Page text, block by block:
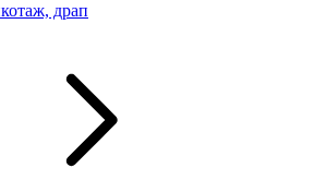
драп